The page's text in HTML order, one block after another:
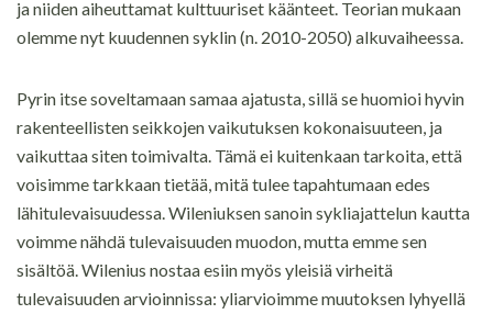
ja niiden aiheuttamat kulttuuriset käänteet. Teorian mukaan
olemme nyt kuudennen syklin (n. 2010-2050) alkuvaiheessa.
Pyrin itse soveltamaan samaa ajatusta, sillä se huomioi hyvin
rakenteellisten seikkojen vaikutuksen kokonaisuuteen, ja
vaikuttaa siten toimivalta. Tämä ei kuitenkaan tarkoita, että
voisimme tarkkaan tietää, mitä tulee tapahtumaan edes
lähitulevaisuudessa. Wileniuksen sanoin sykliajattelun kautta
voimme nähdä tulevaisuuden muodon, mutta emme sen
sisältöä. Wilenius nostaa esiin myös yleisiä virheitä
tulevaisuuden arvioinnissa: yliarvioimme muutoksen lyhyellä